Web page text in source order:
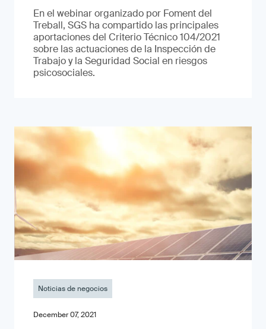
En el webinar organizado por Foment del
Treball, SGS ha compartido las principales
aportaciones del Criterio Técnico 104/2021
sobre las actuaciones de la Inspección de
Trabajo y la Seguridad Social en riesgos
psicosociales.
Noticias de negocios
December 07, 2021